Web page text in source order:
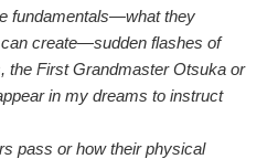
fundamentals—what they
create—sudden flashes of
the First Grandmaster Otsuka or
in my dreams to instruct
pass or how their physical